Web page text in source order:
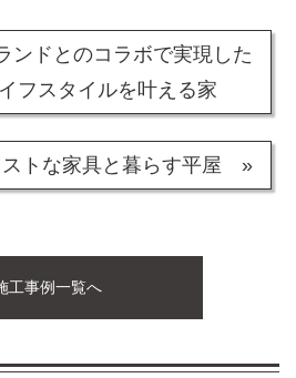
ドとのコラボで実現した
フスタイルを叶える家
ストな家具と暮らす平屋 »
工事例一覧へ